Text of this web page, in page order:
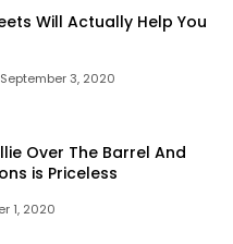
Will Actually Help You
September 3, 2020
Over The Barrel And
is Priceless
1, 2020